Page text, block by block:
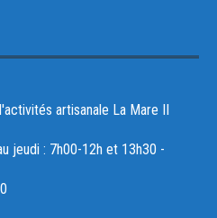
artisanale La Mare II
jeudi : 7h00-12h et 13h30 -